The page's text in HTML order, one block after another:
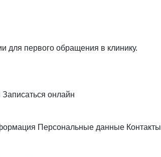
для первого обращения в клинику.
Записаться онлайн
Персональные данные Контакты